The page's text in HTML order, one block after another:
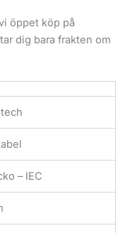
öppet köp på
dig bara frakten om
– IEC